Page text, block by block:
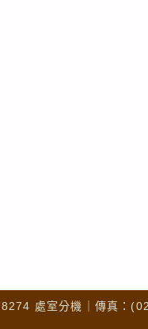
處室分機｜傳真：